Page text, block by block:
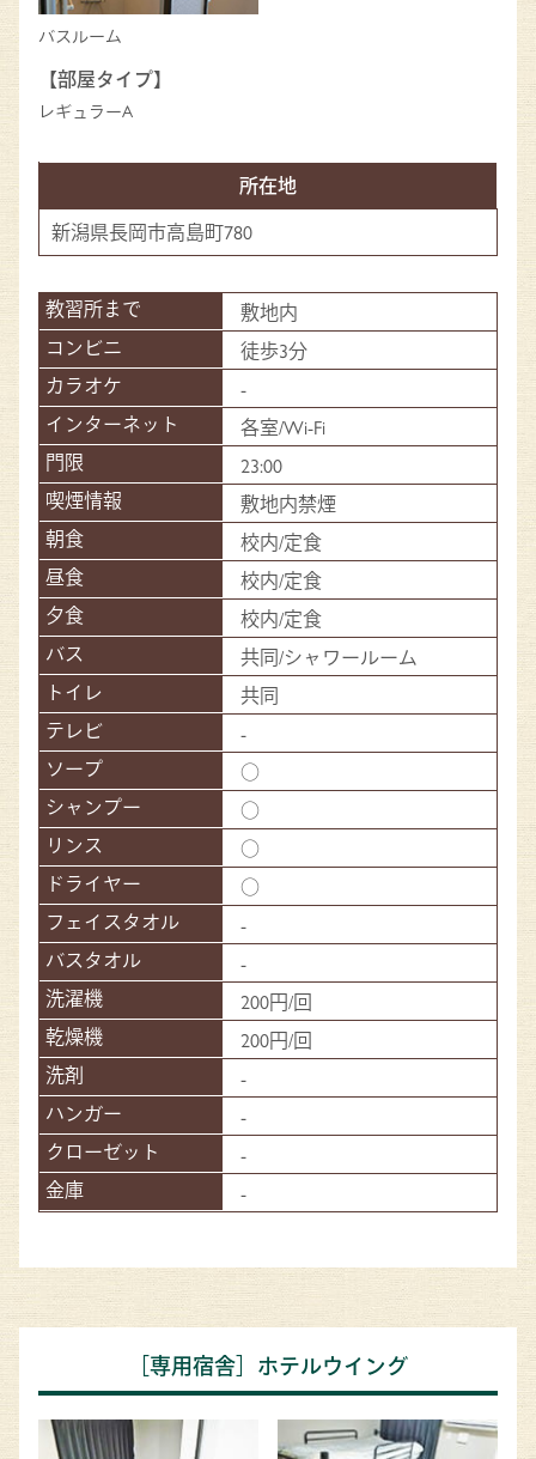
バスルーム
【部屋タイプ】
レギュラーA
所在地
新潟県長岡市高島町780
敷地内
徒歩3分
-
各室/Wi-Fi
23:00
敷地内禁煙
校内/定食
校内/定食
校内/定食
共同/シャワールーム
共同
-
○
○
○
○
-
-
200円/回
200円/回
-
-
-
-
［専用宿舎］ホテルウイング​